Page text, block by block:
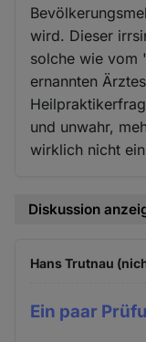
wird. Dieser
solche wie vom
ernannten
und unwahr,
wirklich nicht
Diskussion
Hans Trutnau
Ein paar